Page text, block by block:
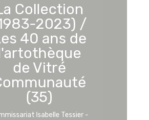
Collection
2023) /
40 ans de
de Vitré
(35)
Isabelle Tessier -